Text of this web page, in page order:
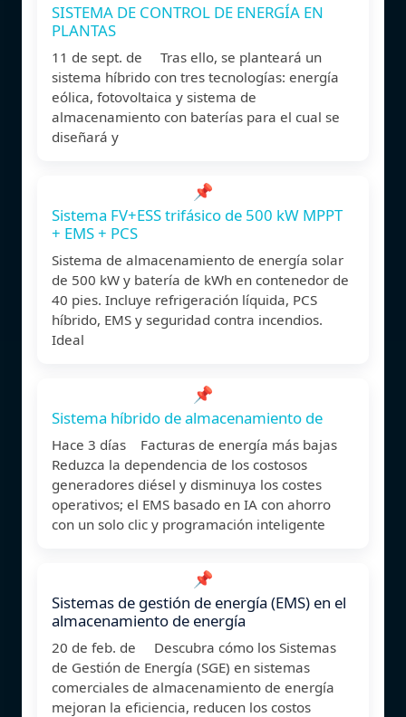
SISTEMA DE CONTROL DE ENERGÍA EN
PLANTAS
11 de sept. de Tras ello, se planteará un
sistema híbrido con tres tecnologías: energía
eólica, fotovoltaica y sistema de
almacenamiento con baterías para el cual se
diseñará y
📌
Sistema FV+ESS trifásico de 500 kW MPPT
+ EMS + PCS
Sistema de almacenamiento de energía solar
de 500 kW y batería de kWh en contenedor de
40 pies. Incluye refrigeración líquida, PCS
híbrido, EMS y seguridad contra incendios.
Ideal
📌
Sistema híbrido de almacenamiento de
Hace 3 días Facturas de energía más bajas
Reduzca la dependencia de los costosos
generadores diésel y disminuya los costes
operativos; el EMS basado en IA con ahorro
con un solo clic y programación inteligente
📌
Sistemas de gestión de energía (EMS) en el
almacenamiento de energía
20 de feb. de Descubra cómo los Sistemas
de Gestión de Energía (SGE) en sistemas
comerciales de almacenamiento de energía
mejoran la eficiencia, reducen los costos